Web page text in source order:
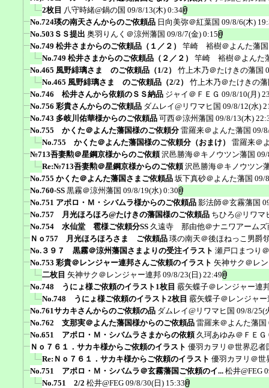
2枚目 八守時緒@鍋の国 09/8/13(木) 0:34
No.724瑛の南天さんからのご依頼品 日向美弥＠紅葉国 09/8/6(木)
No.503ＳＳ提出 奥羽りんく＠涼州藩国 09/8/7(金) 0:15
No.749 松井さまからのご依頼品（１／２）
竿崎 裕樹＠よんた藩国
No.749 松井さまからのご依頼品（２／２）
竿崎 裕樹＠よんた
No.465 風野緋璃さま のご依頼品（1/2）
竹上木乃＠たけきの藩国
No.465 風野緋璃さま のご依頼品（2/2）
竹上木乃＠たけきの
No.746 松井さんから依頼のＳＳ納品 ジャイ＠ＦＥＧ 09/8/10(月)
No.756 彩貴さんからのご依頼品 ダムレイ@リワマヒ国 09/8/12(水)
No.743 多岐川佑華様からのご依頼品 可西＠涼州藩国 09/8/13(木)
No.755 かくた＠よんた藩国様のご依頼分 雷羅来＠よんた藩国 09/
No.755 かくた＠よんた藩国様のご依頼分（おまけ）
雷羅来＠
№713吾妻勲＠星鋼京様からのご依頼 沢邑勝海＠キノウツン藩国
Re:№713吾妻勲＠星鋼京様からのご依頼 沢邑勝海＠キノウツン
No.755 かくた＠よんた藩国さまご依頼品 坂下真砂＠よんた藩国 09/
No.760-SS 黒霧＠涼州藩国 09/8/19(水) 0:30
No.751 アポロ・Ｍ・シバムラ様からのご依頼品 影法師＠玄霧藩国
No.757 月光ほろほろ@たけきの藩国様のご依頼品 ちひろ@リワマ
No.754 水仙堂 雹様ご依頼分SS 久遠寺 那由他＠ナニワアームズ
Ｎｏ757 月光ほろほろさま ご依頼品 瑛の南天＠後ほねっこ男爵
No.３９７ 黒霧＠涼州藩国さまよりの受注イラスト 瀬戸口まつり
No.753 彩貴＠レンジャー連邦さんご依頼のイラスト 矢神サク＠レ
二枚目 矢神サク＠レンジャー連邦 09/8/23(日) 22:49
No.748 うにょ様ご依頼のイラスト1枚目 霰矢蝶子＠レンジャー連
No.748 うにょ様ご依頼のイラスト2枚目 霰矢蝶子＠レンジャー
No.761サカキさんからのご依頼の品 ダムレイ@リワマヒ国 09/8/25(
No.762 支那実＠よんた藩国様からのご依頼品 雷羅来＠よんた藩国
No.651 アポロ・Ｍ・シバムラさまからの依頼 久珂あゆみ＠ＦＥＧ
Ｎｏ７６１．サカキ様からご依頼のイラスト 優羽カヲリ＠世界忍者
Re:Ｎｏ７６１．サカキ様からご依頼のイラスト 優羽カヲリ＠世
No.751 アポロ・Ｍ・シバムラ＠玄霧藩国ご依頼のイ... 松井@FEG
No.751 2/2 松井@FEG 09/8/30(日) 15:33